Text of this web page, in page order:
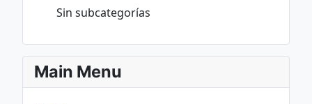
Sin subcategorías
Main Menu